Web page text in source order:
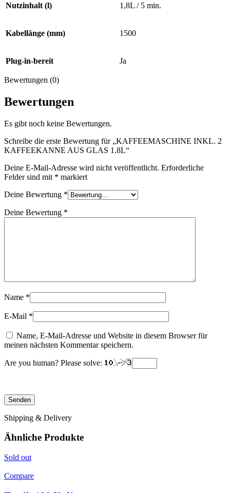
Nutzinhalt (l) 1,8L / 5 min.
Kabellänge (mm) 1500
Plug-in-bereit Ja
Bewertungen (0)
Bewertungen
Es gibt noch keine Bewertungen.
Schreibe die erste Bewertung für „KAFFEEMASCHINE INKL. 2
KAFFEEKANNE AUS GLAS 1.8L“
Deine E-Mail-Adresse wird nicht veröffentlicht. Erforderliche
Felder sind mit * markiert
Deine Bewertung *
Deine Bewertung *
Name *
E-Mail *
Name, E-Mail-Adresse und Website in diesem Browser für
meinen nächsten Kommentar speichern.
Are you human? Please solve:
Shipping & Delivery
Ähnliche Produkte
Sold out
Compare